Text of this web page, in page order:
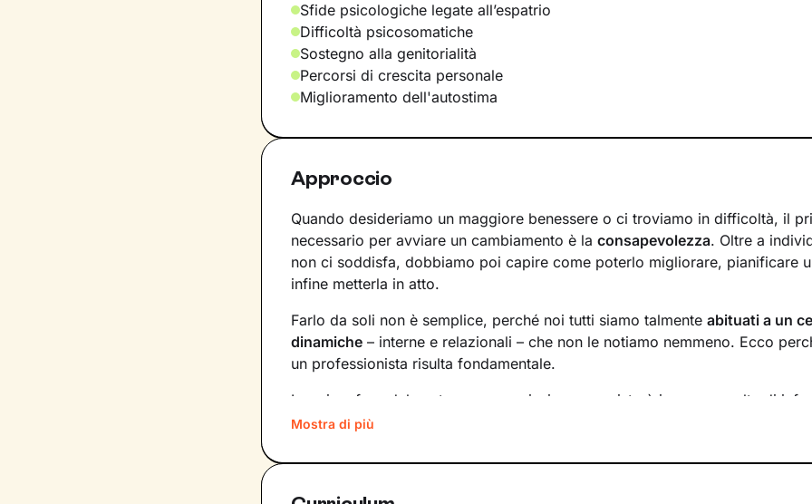
Sfide psicologiche legate all’espatrio
Difficoltà psicosomatiche
Sostegno alla genitorialità
Percorsi di crescita personale
Miglioramento dell'autostima
Approccio
Quando desideriamo un maggiore benessere o ci troviamo in difficoltà, il
necessario per avviare un cambiamento è la consapevolezza. Oltre a
non ci soddisfa, dobbiamo poi capire come poterlo migliorare, pianificare
infine metterla in atto.
Farlo da soli non è semplice, perché noi tutti siamo talmente abituati a un
dinamiche – interne e relazionali – che non le notiamo nemmeno. Ecco
un professionista risulta fondamentale.
La prima fase del nostro percorso insieme consisterà in una raccolta di
porteranno a definire un
aggiornando gli obiettivi di conseguenza.
Mostra di più